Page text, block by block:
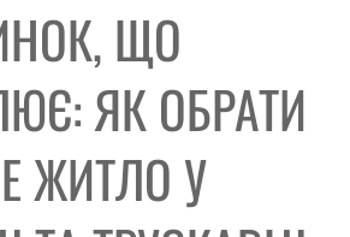
ЩО
ЯК ОБРАТИ
ЖИТЛО У